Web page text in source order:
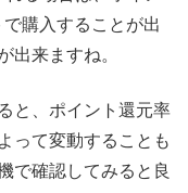
購入することが出
出来ますね。
と、ポイント還元率
って変動することも
で確認してみると良